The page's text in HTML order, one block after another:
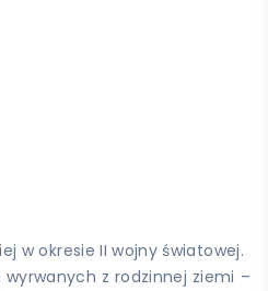
w okresie II wojny światowej.
z rodzinnej ziemi –